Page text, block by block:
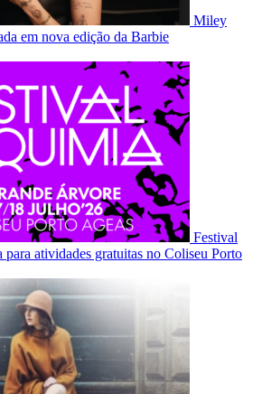
Miley
em nova edição da Barbie
Festival
atividades gratuitas no Coliseu Porto